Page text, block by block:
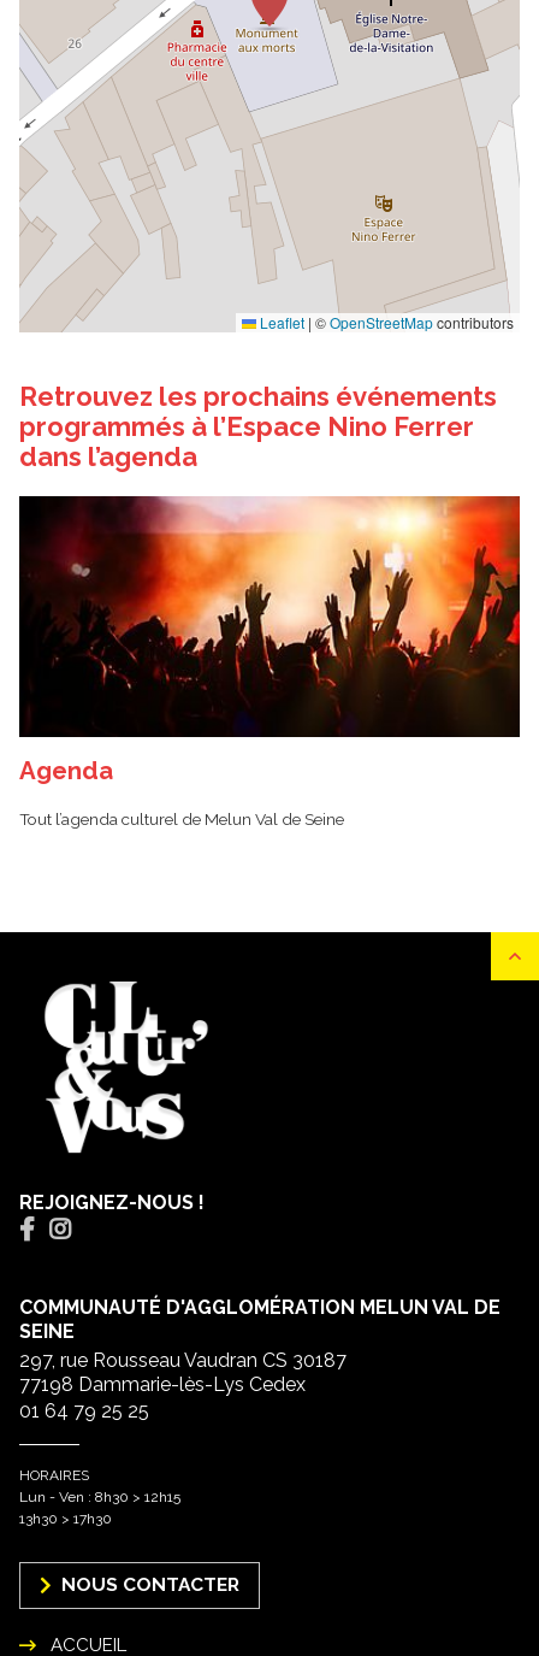
Leaflet | ©OpenStreetMapcontributors
Retrouvez les prochains événements
programmés à l’Espace Nino Ferrer
dans l’agenda
Agenda
Tout l’agenda culturel de Melun Val de Seine
REJOIGNEZ-NOUS !
COMMUNAUTÉ D'AGGLOMÉRATION MELUN VAL DE
SEINE
297, rue Rousseau Vaudran CS 30187
77198 Dammarie-lès-Lys Cedex
01 64 79 25 25
HORAIRES
Lun - Ven : 8h30 > 12h15
13h30 > 17h30
NOUS CONTACTER
ACCUEIL